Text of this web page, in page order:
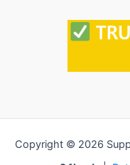
Copyright © 2026